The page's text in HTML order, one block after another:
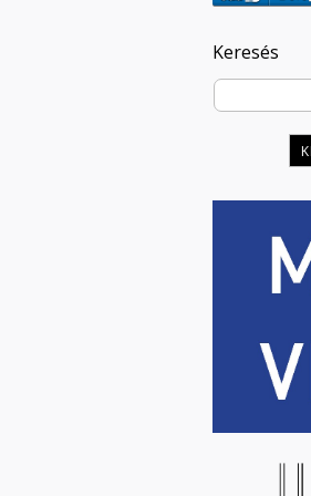
Keresés